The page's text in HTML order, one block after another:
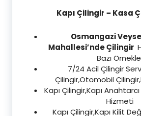
Kapı Çilingir – Kasa
Osmangazi
Mahallesi’nde Çilingir
Bazı
7/24 Acil Çilingir
Çilingir,Otomobil
Kapı Çilingir,Kapı
Hizmeti
Kapı Çilingir,Kapı Kilit